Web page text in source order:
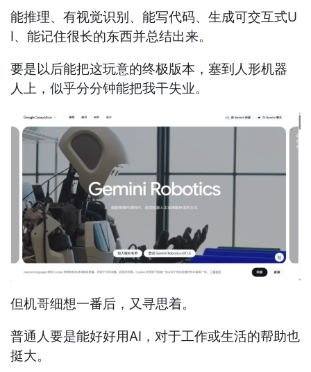
能推理、有视觉识别、能写代码、生成可交互式U
I、能记住很长的东西并总结出来。
要是以后能把这玩意的终极版本，塞到人形机器
人上，似乎分分钟能把我干失业。
但机哥细想一番后，又寻思着。
普通人要是能好好用AI，对于工作或生活的帮助也
挺大。